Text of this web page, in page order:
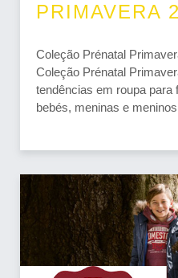
PRIMAVERA
Coleção Prénatal
Coleção Prénatal
tendências em roupa para
bebés, meninas e